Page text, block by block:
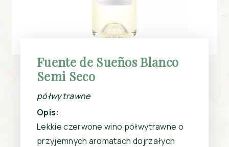
Fuente de Sueños Blanco
Semi Seco
półwytrawne
Opis:
Lekkie czerwone wino półwytrawne o
przyjemnych aromatach dojrzałych